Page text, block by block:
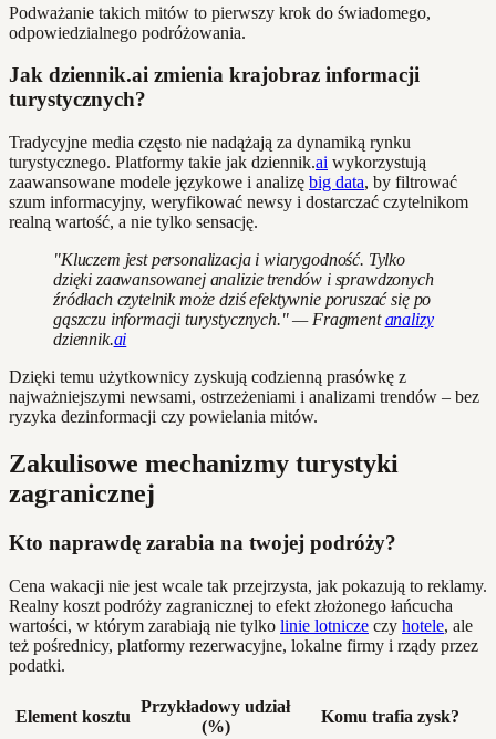
Podważanie takich mitów to pierwszy krok do świadomego,
odpowiedzialnego podróżowania.
Jak dziennik.ai zmienia krajobraz informacji
turystycznych?
Tradycyjne media często nie nadążają za dynamiką rynku
turystycznego. Platformy takie jak dziennik.ai wykorzystują
zaawansowane modele językowe i analizę big data, by filtrować
szum informacyjny, weryfikować newsy i dostarczać czytelnikom
realną wartość, a nie tylko sensację.
"Kluczem jest personalizacja i wiarygodność. Tylko
dzięki zaawansowanej analizie trendów i sprawdzonych
źródłach czytelnik może dziś efektywnie poruszać się po
gąszczu informacji turystycznych." — Fragmentanalizy
dziennik.ai
Dzięki temu użytkownicy zyskują codzienną prasówkę z
najważniejszymi newsami, ostrzeżeniami i analizami trendów – bez
ryzyka dezinformacji czy powielania mitów.
Zakulisowe mechanizmy turystyki
zagranicznej
Kto naprawdę zarabia na twojej podróży?
Cena wakacji nie jest wcale tak przejrzysta, jak pokazują to reklamy.
Realny koszt podróży zagranicznej to efekt złożonego łańcucha
wartości, w którym zarabiają nie tylko linie lotnicze czy hotele, ale
też pośrednicy, platformy rezerwacyjne, lokalne firmy i rządy przez
podatki.
Element kosztu
Przykładowy udział
(%)
Komu trafia zysk?